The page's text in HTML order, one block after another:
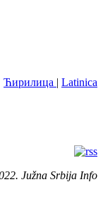
Ћирилица | Latinica
Južna Srbija Info